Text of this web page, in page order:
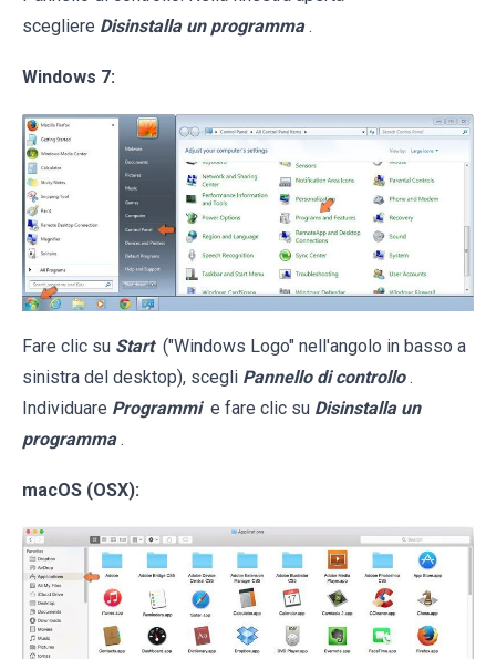
scegliere Disinstalla un programma .
Windows 7:
Fare clic su Start ("Windows Logo" nell'angolo in basso a
sinistra del desktop), scegli Pannello di controllo .
Individuare Programmi e fare clic su Disinstalla un
programma .
macOS (OSX):